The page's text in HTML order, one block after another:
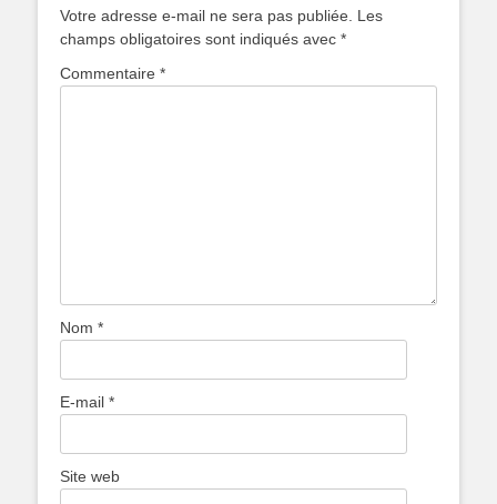
Votre adresse e-mail ne sera pas publiée. Les
champs obligatoires sont indiqués avec *
Commentaire *
Nom *
E-mail *
Site web